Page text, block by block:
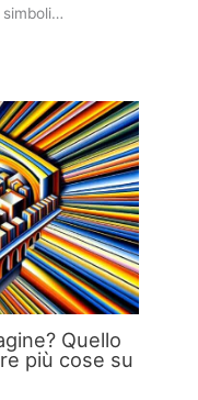
Quello
più cose su